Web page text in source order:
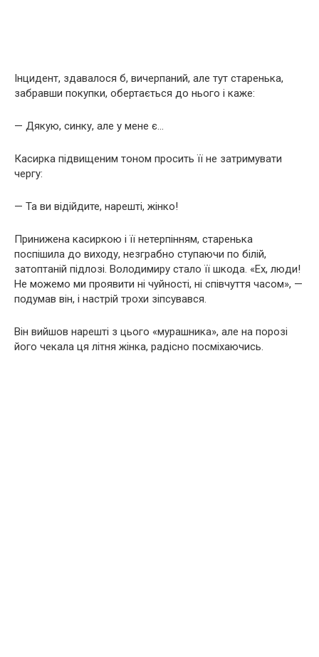
Інцидент, здавалося б, вичерпаний, але тут старенька,
забравши покупки, обертається до нього і каже:
— Дякую, синку, але у мене є…
Касирка підвищеним тоном просить її не затримувати
чергу:
— Та ви відійдите, нарешті, жінко!
Принижена касиркою і її нетерпінням, старенька
поспішила до виходу, незграбно ступаючи по білій,
затоптаній підлозі. Володимиру стало її шкода. «Ех, люди!
Не можемо ми проявити ні чуйності, ні співчуття часом», —
подумав він, і настрій трохи зіпсувався.
Він вийшов нарешті з цього «мурашника», але на порозі
його чекала ця літня жінка, радісно посміхаючись.